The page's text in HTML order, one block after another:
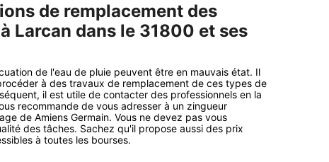
de remplacement des
Larcan dans le 31800 et ses
de l'eau de pluie peuvent être en mauvais état. Il
à des travaux de remplacement de ces types de
il est utile de contacter des professionnels en la
recommande de vous adresser à un zingueur
de Amiens Germain. Vous ne devez pas vous
des tâches. Sachez qu'il propose aussi des prix
à toutes les bourses.